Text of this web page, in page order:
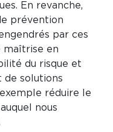
En revanche,
prévention
par ces
maîtrise en
du risque et
de solutions
réduire le
nous